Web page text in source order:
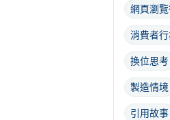
網頁瀏
消費者
換位思考
製造情境
引用故事